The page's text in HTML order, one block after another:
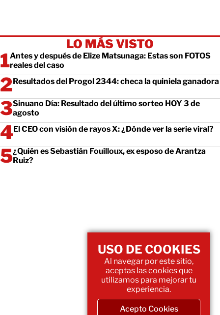
LO MÁS VISTO
Antes y después de Elize Matsunaga: Estas son FOTOS
reales del caso
Resultados del Progol 2344: checa la quiniela ganadora
Sinuano Día: Resultado del último sorteo HOY 3 de
agosto
El CEO con visión de rayos X: ¿Dónde ver la serie viral?
¿Quién es Sebastián Fouilloux, ex esposo de Arantza
Ruiz?
USO DE COOKIES
Al navegar por este sitio,
aceptas las cookies que
utilizamos para mejorar tu
experiencia.
Acepto Cookies